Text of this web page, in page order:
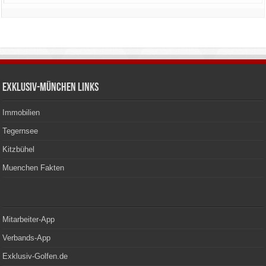
Exklusiv-München Links
Immobilien
Tegernsee
Kitzbühel
Muenchen Fakten
Mitarbeiter-App
Verbands-App
Exklusiv-Golfen.de